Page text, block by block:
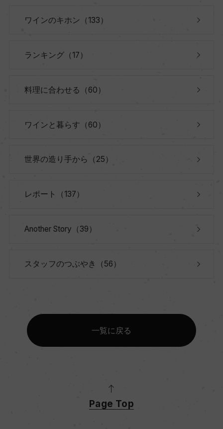
ワインのキホン（133）
ランキング（17）
料理に合わせる（60）
ワインと暮らす（60）
世界の造り手から（25）
レポート（137）
Another Story（39）
スタッフのつぶやき（56）
一覧に戻る
Page Top